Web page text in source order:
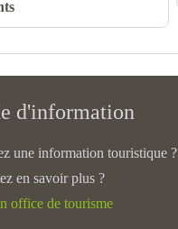
d'information
une information touristique ?
en savoir plus ?
office de tourisme